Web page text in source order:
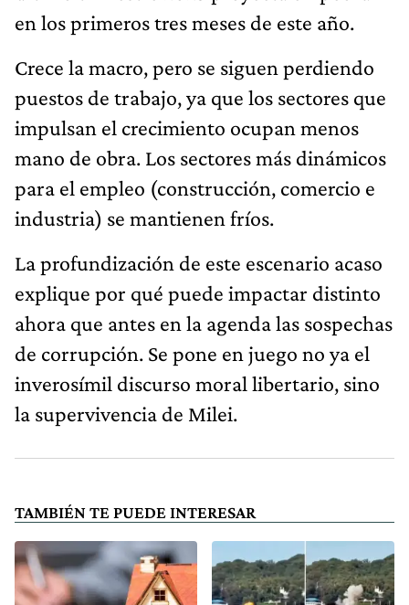
en los primeros tres meses de este año.
Crece la macro, pero se siguen perdiendo
puestos de trabajo, ya que los sectores que
impulsan el crecimiento ocupan menos
mano de obra. Los sectores más dinámicos
para el empleo (construcción, comercio e
industria) se mantienen fríos.
La profundización de este escenario acaso
explique por qué puede impactar distinto
ahora que antes en la agenda las sospechas
de corrupción. Se pone en juego no ya el
inverosímil discurso moral libertario, sino
la supervivencia de Milei.
TAMBIÉN TE PUEDE INTERESAR